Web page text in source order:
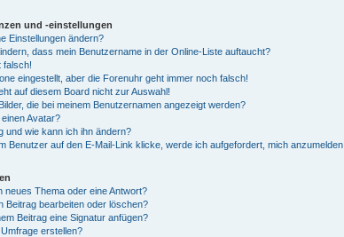
und -einstellungen
Einstellungen ändern?
dass mein Benutzername in der Online-Liste auftaucht?
falsch!
eingestellt, aber die Forenuhr geht immer noch falsch!
auf diesem Board nicht zur Auswahl!
die bei meinem Benutzernamen angezeigt werden?
Avatar?
und wie kann ich ihn ändern?
Benutzer auf den E-Mail-Link klicke, werde ich aufgefordert, mich anzumelden.
neues Thema oder eine Antwort?
Beitrag bearbeiten oder löschen?
Beitrag eine Signatur anfügen?
erstellen?